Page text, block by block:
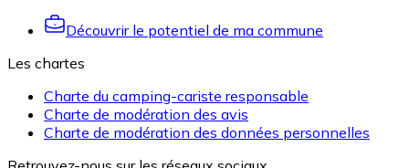
Découvrir le potentiel de ma commune
Les chartes
Charte du camping-cariste responsable
Charte de modération des avis
Charte de modération des données personnelles